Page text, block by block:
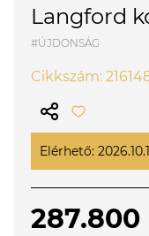
Langford
#ÚJDONSÁG
Cikkszám:
Elérhető:
287.800